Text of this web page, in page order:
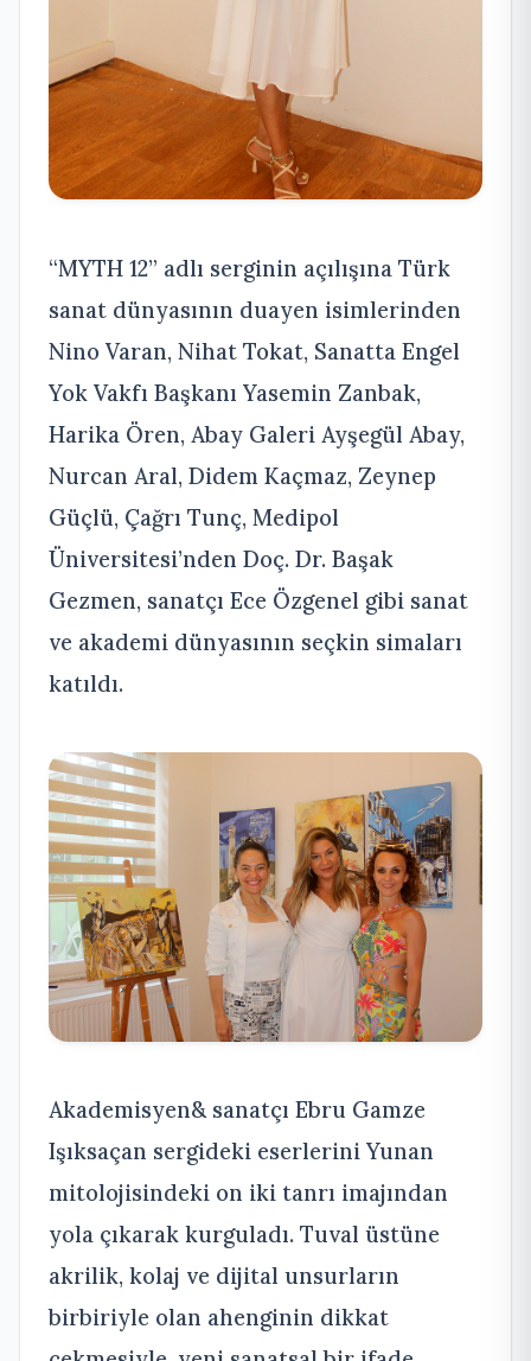
“MYTH 12” adlı serginin açılışına Türk
sanat dünyasının duayen isimlerinden
Nino Varan, Nihat Tokat, Sanatta Engel
Yok Vakfı Başkanı Yasemin Zanbak,
Harika Ören, Abay Galeri Ayşegül Abay,
Nurcan Aral, Didem Kaçmaz, Zeynep
Güçlü, Çağrı Tunç, Medipol
Üniversitesi’nden Doç. Dr. Başak
Gezmen, sanatçı Ece Özgenel gibi sanat
ve akademi dünyasının seçkin simaları
katıldı.
Akademisyen& sanatçı Ebru Gamze
Işıksaçan sergideki eserlerini Yunan
mitolojisindeki on iki tanrı imajından
yola çıkarak kurguladı. Tuval üstüne
akrilik, kolaj ve dijital unsurların
birbiriyle olan ahenginin dikkat